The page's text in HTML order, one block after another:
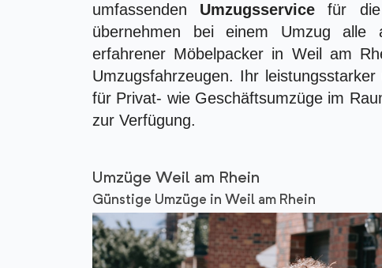
umfassenden Umzugsservice für die
übernehmen bei einem Umzug alle
erfahrener Möbelpacker in Weil am
Umzugsfahrzeugen. Ihr
für Privat- wie Geschäftsumzüge im
zur Verfügung.
Umzüge Weil am Rhein
Günstige Umzüge in Weil am Rhein